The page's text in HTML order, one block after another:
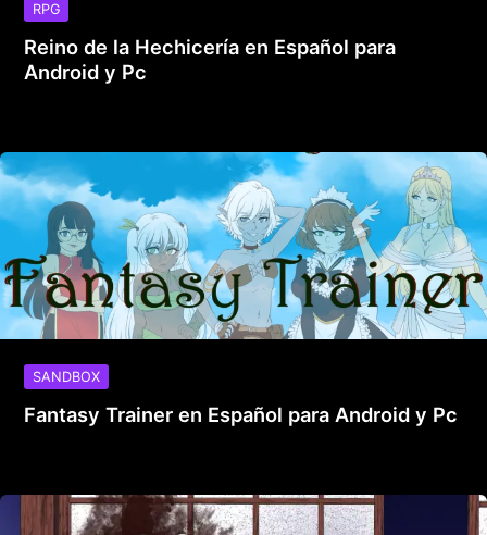
RPG
Reino de la Hechicería en Español para
Android y Pc
SANDBOX
Fantasy Trainer en Español para Android y Pc